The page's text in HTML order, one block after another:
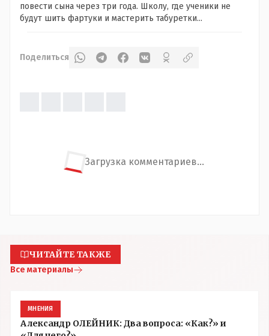
повести сына через три года. Школу, где ученики не
будут шить фартуки и мастерить табуретки...
Поделиться
Загрузка комментариев...
ЧИТАЙТЕ ТАКЖЕ
Все материалы
МНЕНИЯ
Александр ОЛЕЙНИК: Два вопроса: «Как?» и